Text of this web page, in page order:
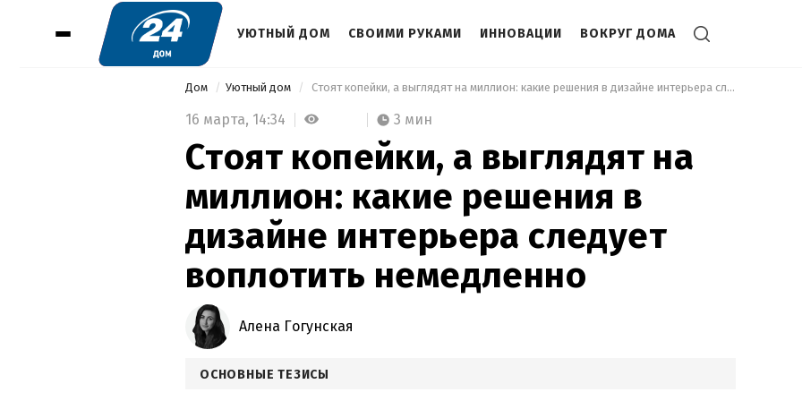
УЮТНЫЙ ДОМ СВОИМИ РУКАМИ ИННОВАЦИИ ВОКРУГ ДОМА
Дом Уютный дом Стоят копейки, а выглядят на миллион: какие решения в дизайне интерьера следует воплотить немедленно
16 марта, 14:34 3 мин
Стоят копейки, а выглядят на
миллион: какие решения в
дизайне интерьера следует
воплотить немедленно
Алена Гогунская
ОСНОВНЫЕ ТЕЗИСЫ